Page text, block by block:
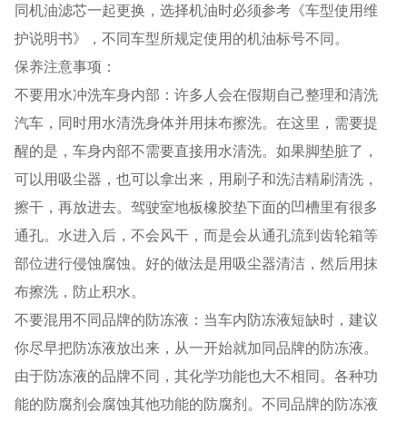
同机油滤芯一起更换，选择机油时必须参考《车型使用维
护说明书》，不同车型所规定使用的机油标号不同。
保养注意事项：
不要用水冲洗车身内部：许多人会在假期自己整理和清洗
汽车，同时用水清洗身体并用抹布擦洗。在这里，需要提
醒的是，车身内部不需要直接用水清洗。如果脚垫脏了，
可以用吸尘器，也可以拿出来，用刷子和洗洁精刷清洗，
擦干，再放进去。驾驶室地板橡胶垫下面的凹槽里有很多
通孔。水进入后，不会风干，而是会从通孔流到齿轮箱等
部位进行侵蚀腐蚀。好的做法是用吸尘器清洁，然后用抹
布擦洗，防止积水。
不要混用不同品牌的防冻液：当车内防冻液短缺时，建议
你尽早把防冻液放出来，从一开始就加同品牌的防冻液。
由于防冻液的品牌不同，其化学功能也大不相同。各种功
能的防腐剂会腐蚀其他功能的防腐剂。不同品牌的防冻液